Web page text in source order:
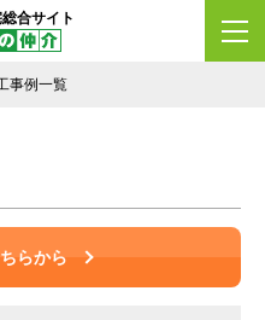
合サイト
事例一覧
らから